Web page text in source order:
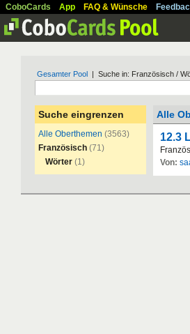
CoboCards App FAQ & Wünsche
Gesamter Pool | Suche in: Französisch /
Suche eingrenzen
Alle Oberthemen (3563)
Französisch (71)
Wörter (1)
Alle
12.3
Franzö
Von: